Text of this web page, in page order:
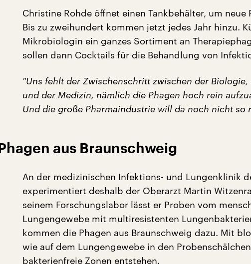
Christine Rohde öffnet einen Tankbehälter, um neue
Bis zu zweihundert kommen jetzt jedes Jahr hinzu.
Mikrobiologin ein ganzes Sortiment an
sollen dann Cocktails für die Behandlung von
"Uns fehlt der Zwischenschritt zwischen der
und der Medizin, nämlich die Phagen hoch rein
Und die große Pharmaindustrie will da noch nicht so
Phagen aus Braunschweig
An der medizinischen Infektions- und Lungenklinik
experimentiert deshalb der Oberarzt Martin
seinem Forschungslabor lässt er Proben vom
Lungengewebe mit multiresistenten
kommen die Phagen aus Braunschweig dazu. Mit
wie auf dem Lungengewebe in den
bakterienfreie Zonen entstehen.